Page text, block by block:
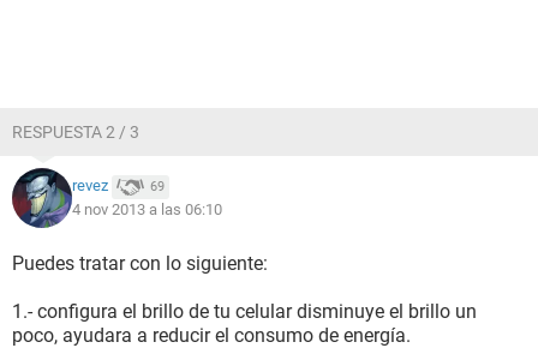
RESPUESTA 2 / 3
revez 69
4 nov 2013 a las 06:10
Puedes tratar con lo siguiente:
1.- configura el brillo de tu celular disminuye el brillo un
poco, ayudara a reducir el consumo de energía.